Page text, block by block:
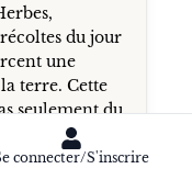
connecter/S'inscrire
du jour
une
terre. Cette
seulement du
une source